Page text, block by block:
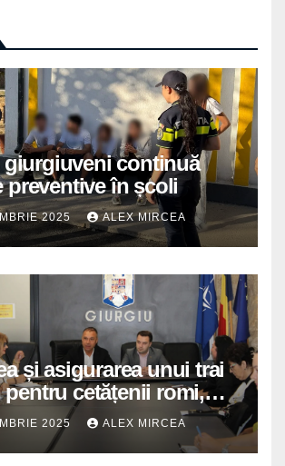
continuă
preventive în școli
2025 ALEX MIRCEA
și asigurarea unui trai
cetățenii romi,
pentru instituțiile
2025 ALEX MIRCEA